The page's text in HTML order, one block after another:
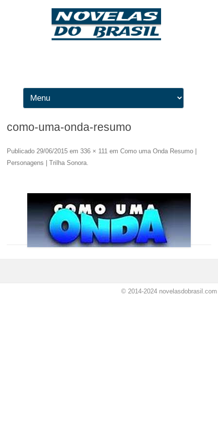
como-uma-onda-resumo
Publicado 29/06/2015 em 336 × 111 em Como uma Onda Resumo |
Personagens | Trilha Sonora.
© 2014-2024 novelasdobrasil.com